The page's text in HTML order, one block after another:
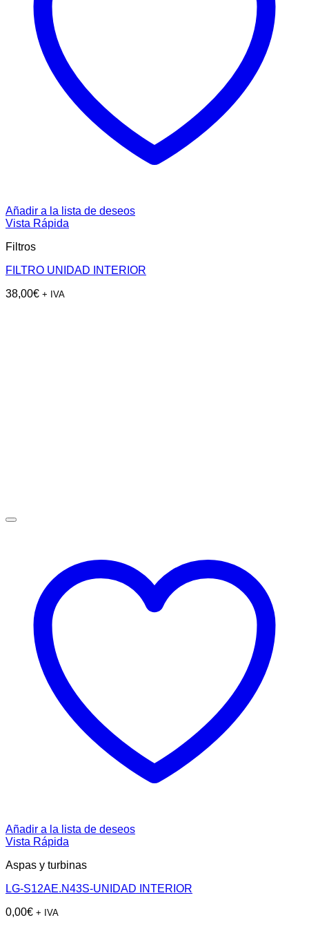
Añadir a la lista de deseos
Vista Rápida
Filtros
FILTRO UNIDAD INTERIOR
38,00€ + IVA
Añadir a la lista de deseos
Vista Rápida
Aspas y turbinas
LG-S12AE.N43S-UNIDAD INTERIOR
0,00€ + IVA